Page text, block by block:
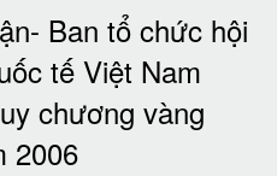
Ban tổ chức hội
tế Việt Nam
chương vàng
2006